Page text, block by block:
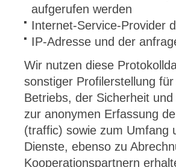
aufgerufen werden
Internet-Service-Provider
IP-Adresse und der
Wir nutzen diese
sonstiger Profilerstellung
Betriebs, der Sicherheit
zur anonymen Erfassung
(traffic) sowie zum Umfang
Dienste, ebenso zu
Kooperationspartnern